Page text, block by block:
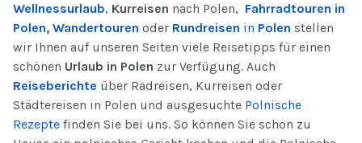
Wellnessurlaub, Kurreisen nach Polen, Fahrradtouren in
Polen, Wandertouren oder Rundreisen in Polen stellen
wir Ihnen auf unseren Seiten viele Reisetipps für einen
schönen Urlaub in Polen zur Verfügung. Auch
Reiseberichte über Radreisen, Kurreisen oder
Städtereisen in Polen und ausgesuchte Polnische
Rezepte finden Sie bei uns. So können Sie schon zu